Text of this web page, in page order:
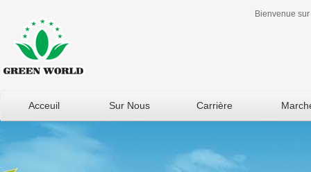
Bienvenue
Acceuil Sur Nous Carrière